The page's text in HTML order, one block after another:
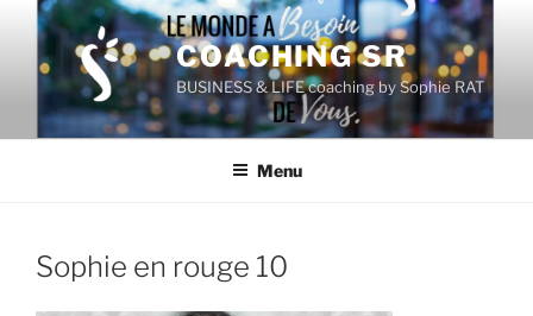
Aller
contenu
principal
COACHING SR
BUSINESS & LIFE coaching by Sophie RAT
Menu
Sophie en rouge 10